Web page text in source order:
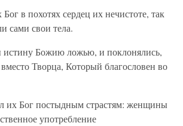
в похотях сердец их нечистоте, так
сами свои тела.
Божию ложью, и поклонялись,
Творца, Который благословен во
их Бог постыдным страстям: женщины
употребление